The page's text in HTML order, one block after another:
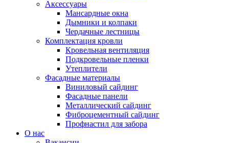
Аксессуары
Мансардные окна
Дымники и колпаки
Чердачные лестницы
Комплектация кровли
Кровельная вентиляция
Подкровельные пленки
Утеплители
Фасадные материалы
Виниловый сайдинг
Фасадные панели
Металлический сайдинг
Фиброцементный сайдинг
Профнастил для забора
О нас